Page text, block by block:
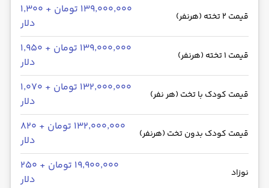
قیمت 2 تخته (هرنفر)
۱۳۹٬۰۰۰٬۰۰۰ تومان + ۱٬۳۰۰
دلار
قیمت 1 تخته (هرنفر)
۱۳۹٬۰۰۰٬۰۰۰ تومان + ۱٬۹۵۰
دلار
قیمت کودک با تخت (هر نفر)
۱۳۲٬۰۰۰٬۰۰۰ تومان + ۱٬۰۷۰
دلار
قیمت کودک بدون تخت (هرنفر)
۱۳۲٬۰۰۰٬۰۰۰ تومان + ۸۲۰
دلار
نوزاد
۱۹٬۹۰۰٬۰۰۰ تومان + ۲۵۰
دلار